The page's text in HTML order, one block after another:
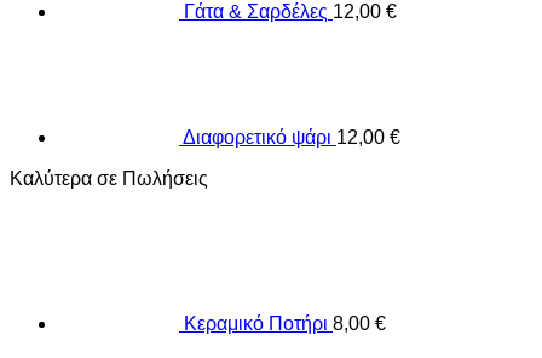
Γάτα & Σαρδέλες 12,00 €
Διαφορετικό ψάρι 12,00 €
Καλύτερα σε Πωλήσεις
Κεραμικό Ποτήρι 8,00 €